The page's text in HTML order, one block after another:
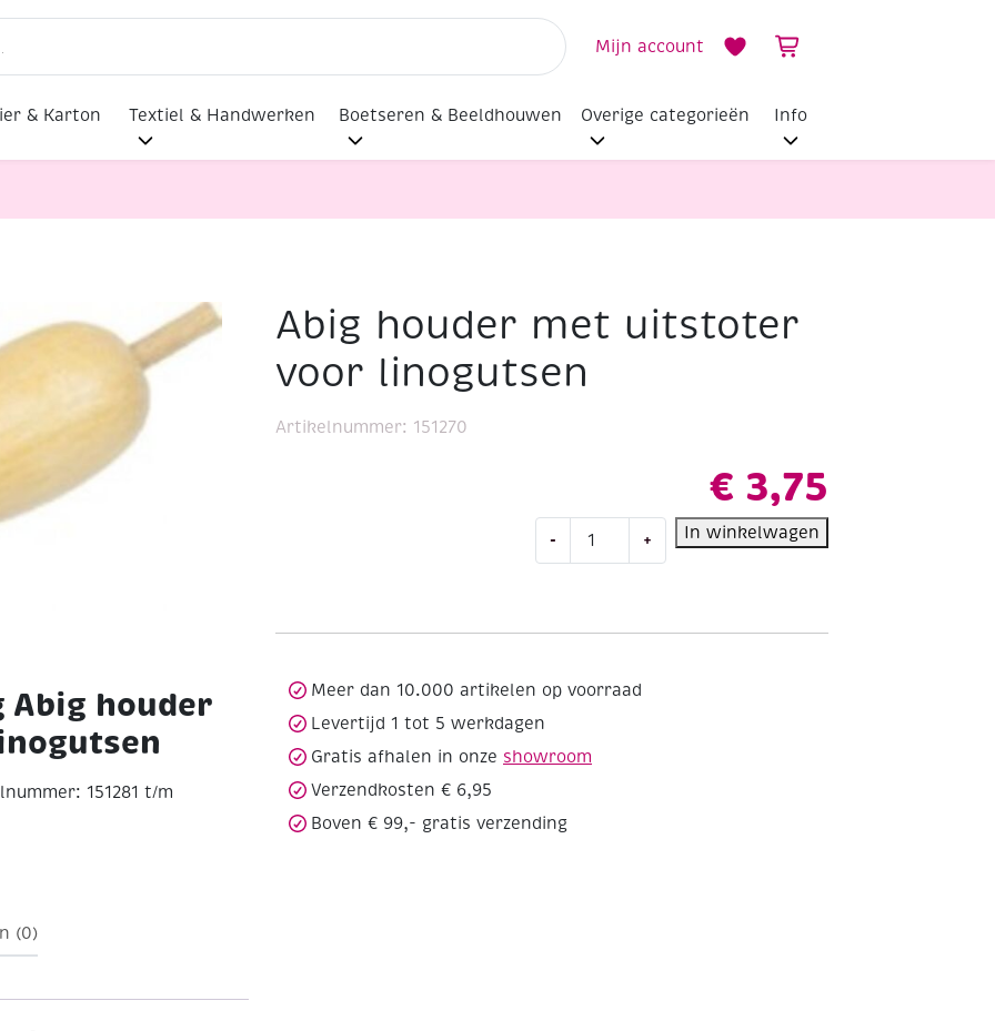
Mijn account
& Karton Textiel & Handwerken Boetseren & Beeldhouwen Overige categorieën Info
uitstoter voor linogutsen
houder
151281 t/m
Abig houder met uitstoter
voor linogutsen
€ 3,75
-
houder
+ In winkelwagen
Artikelnummer: 151270
Meer dan 10.000 artikelen op voorraad
Levertijd 1 tot 5 werkdagen
Gratis afhalen in onze showroom
Verzendkosten € 6,95
Boven € 99,- gratis verzending
(0)